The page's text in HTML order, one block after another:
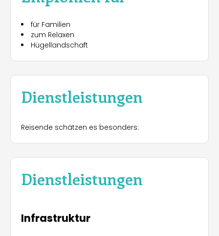
für Familien
zum Relaxen
Hügellandschaft
Dienstleistungen
Reisende schätzen es besonders:
Dienstleistungen
Infrastruktur